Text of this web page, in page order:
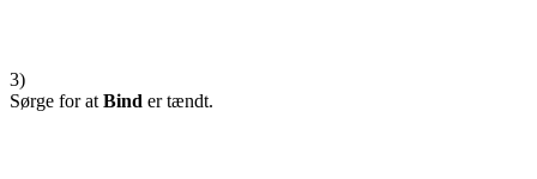
3)
Sørge for at Bind er tændt.